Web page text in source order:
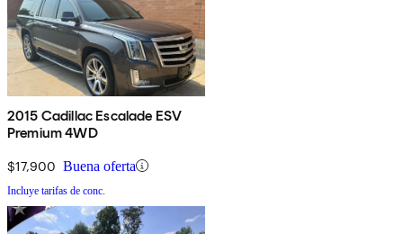
2015 Cadillac Escalade ESV
Premium 4WD
$17,900 Buena oferta
Incluye tarifas de conc.